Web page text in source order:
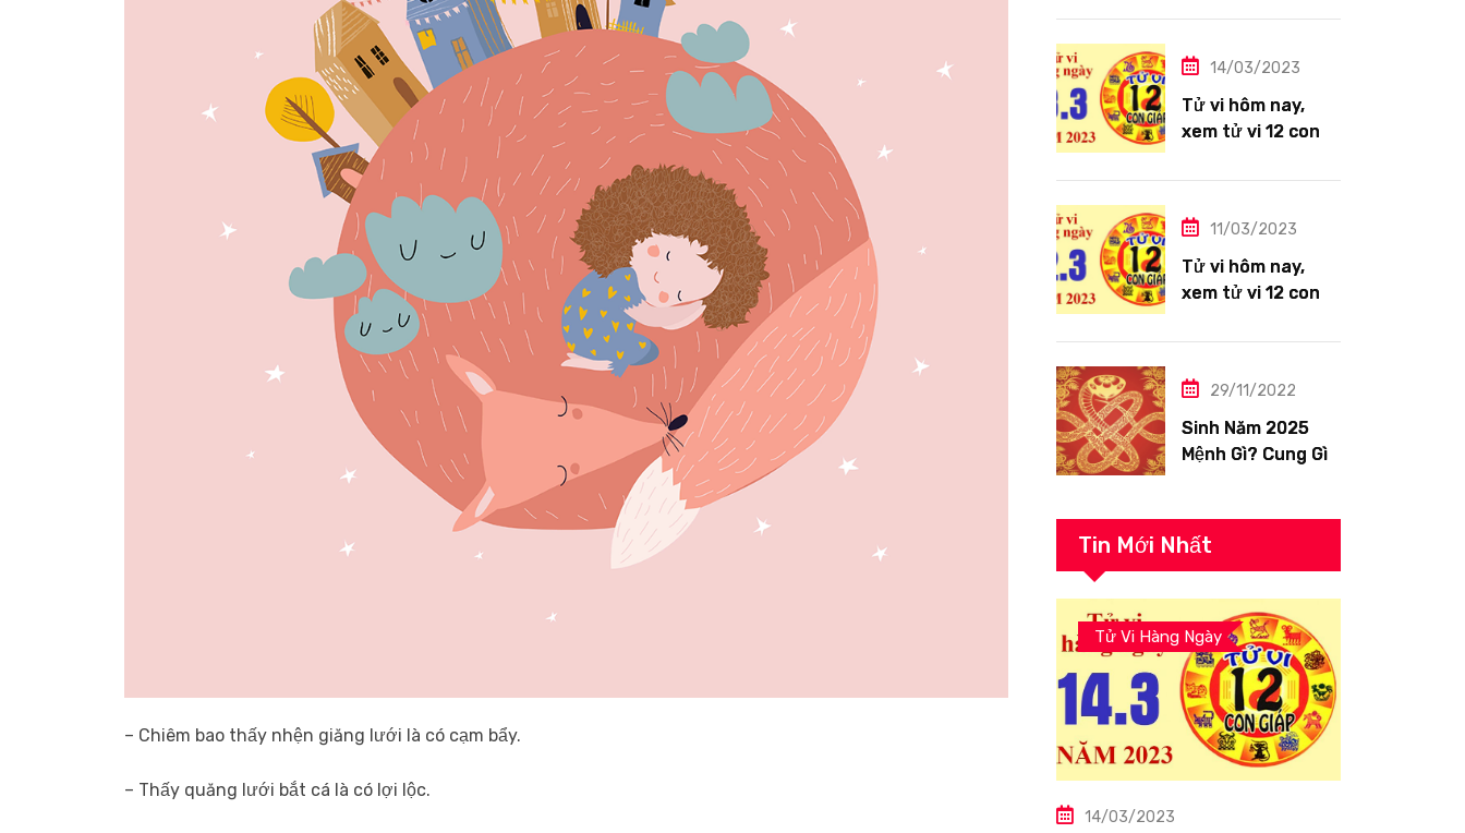
– Chiêm bao thấy nhện giăng lưới là có cạm bẩy.
– Thấy quăng lưới bắt cá là có lợi lộc.
14/3/2023: Tuổi
tươi sáng
14/03/2023
Tử vi hôm nay,
xem tử vi 12 con
13/3/2023: Tuổi
siêng năng
11/03/2023
Tử vi hôm nay,
xem tử vi 12 con
12/3/2023: Tuổi
phúc29/11/2022
Sinh Năm 2025
Mệnh Gì? Cung Gì,
Tin Mới Nhất
Tử Vi Hàng Ngày
14/03/2023